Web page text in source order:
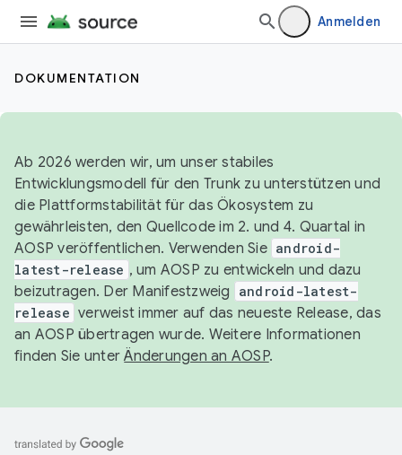
Anmelden
DOKUMENTATION
Ab 2026 werden wir, um unser stabiles
Entwicklungsmodell für den Trunk zu unterstützen und
die Plattformstabilität für das Ökosystem zu
gewährleisten, den Quellcode im 2. und 4. Quartal in
AOSP veröffentlichen. Verwenden Sie android-
latest-release , um AOSP zu entwickeln und dazu
beizutragen. Der Manifestzweig
android-latest-
release verweist immer auf das neueste Release, das
an AOSP übertragen wurde. Weitere Informationen
finden Sie unterÄnderungen an AOSP.